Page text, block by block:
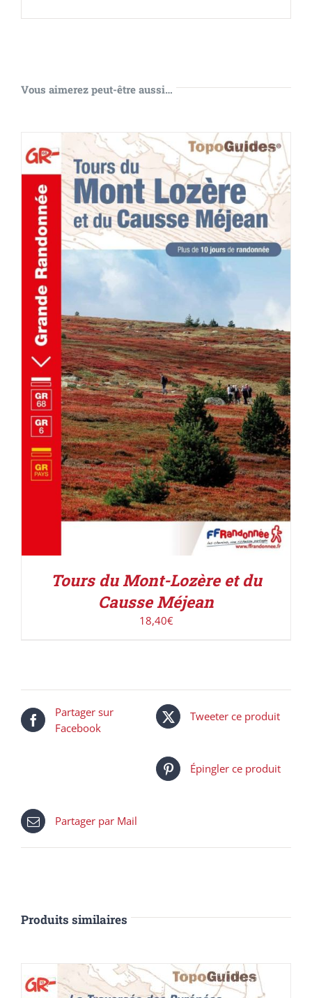
Vous aimerez peut-être aussi…
AJOUTER AU PANIER / DÉTAILS
Tours du Mont-Lozère et du
Causse Méjean
18,40€
Partager sur
Facebook
Tweeter ce produit
Épingler ce produit
Partager par Mail
Produits similaires